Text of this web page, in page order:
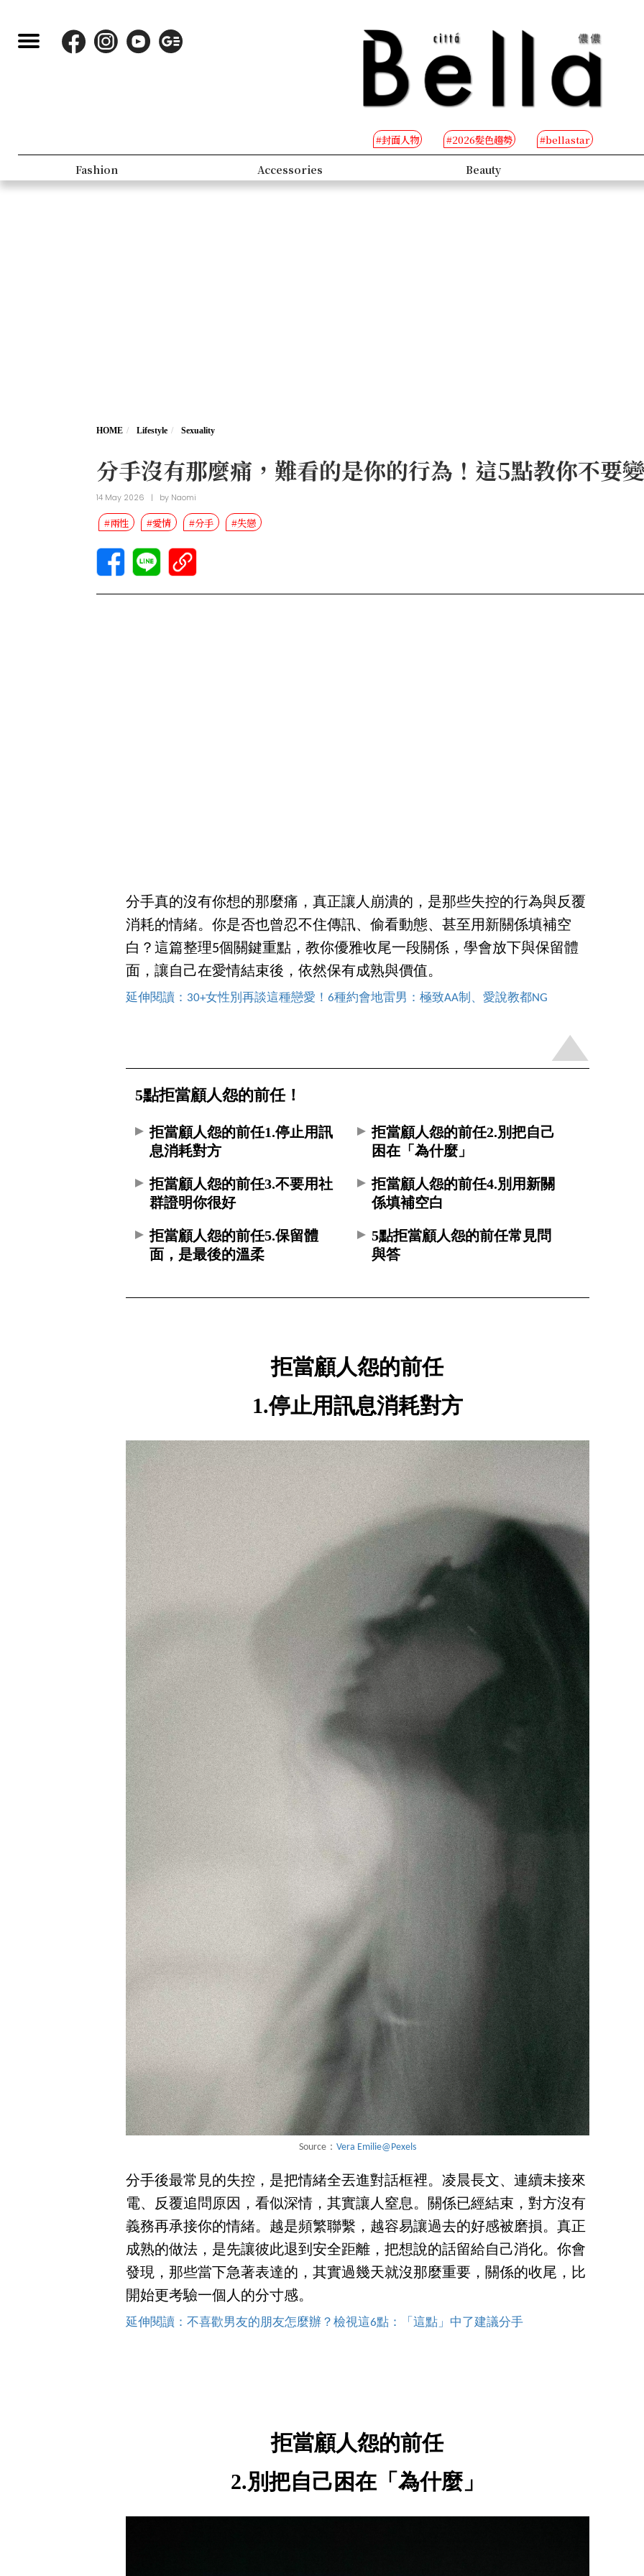
#封面人物 #2026髮色趨勢 #bellastar
Fashion Accessories Beauty
HOME Lifestyle Sexuality
分手沒有那麼痛，難看的是你的行為！這5點教你不要
14 May 2026 | by Naomi
#兩性 #愛情 #分手 #失戀
分手真的沒有你想的那麼痛，真正讓人崩潰的，是那些失控的行為與反覆
消耗的情緒。你是否也曾忍不住傳訊、偷看動態、甚至用新關係填補空
白？這篇整理5個關鍵重點，教你優雅收尾一段關係，學會放下與保留體
面，讓自己在愛情結束後，依然保有成熟與價值。
延伸閱讀：30+女性別再談這種戀愛！6種約會地雷男：極致AA制、愛說教都NG
5點拒當顧人怨的前任！
拒當顧人怨的前任1.停止用訊
息消耗對方
拒當顧人怨的前任2.別把自己
困在「為什麼」
拒當顧人怨的前任3.不要用社
群證明你很好
拒當顧人怨的前任4.別用新關
係填補空白
拒當顧人怨的前任5.保留體
面，是最後的溫柔
5點拒當顧人怨的前任常見問
與答
拒當顧人怨的前任
1.停止用訊息消耗對方
Source： Vera Emilie@Pexels
分手後最常見的失控，是把情緒全丟進對話框裡。凌晨長文、連續未接來
電、反覆追問原因，看似深情，其實讓人窒息。關係已經結束，對方沒有
義務再承接你的情緒。越是頻繁聯繫，越容易讓過去的好感被磨損。真正
成熟的做法，是先讓彼此退到安全距離，把想說的話留給自己消化。你會
發現，那些當下急著表達的，其實過幾天就沒那麼重要，關係的收尾，比
開始更考驗一個人的分寸感。
延伸閱讀：不喜歡男友的朋友怎麼辦？檢視這6點：「這點」中了建議分手
拒當顧人怨的前任
2.別把自己困在「為什麼」